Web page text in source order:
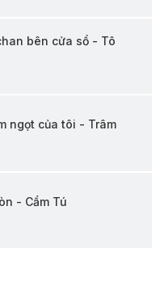
bên cửa sổ - Tô
ngọt của tôi - Trâm
- Cẩm Tú